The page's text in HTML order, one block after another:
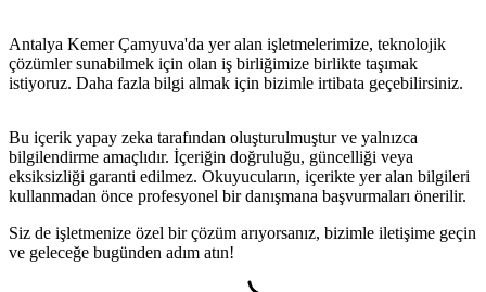
Antalya Kemer Çamyuva'da yer alan işletmelerimize, teknolojik
çözümler sunabilmek için olan iş birliğimize birlikte taşımak
istiyoruz. Daha fazla bilgi almak için bizimle irtibata geçebilirsiniz.
Bu içerik yapay zeka tarafından oluşturulmuştur ve yalnızca
bilgilendirme amaçlıdır. İçeriğin doğruluğu, güncelliği veya
eksiksizliği garanti edilmez. Okuyucuların, içerikte yer alan bilgileri
kullanmadan önce profesyonel bir danışmana başvurmaları önerilir.
Siz de işletmenize özel bir çözüm arıyorsanız, bizimle iletişime geçin
ve geleceğe bugünden adım atın!